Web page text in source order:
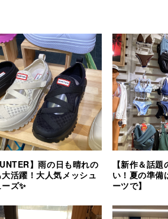
】雨の日も晴れの
大活躍！大人気メッシュ
ズ✨
【新作＆話
い！夏の準備
ーツで】